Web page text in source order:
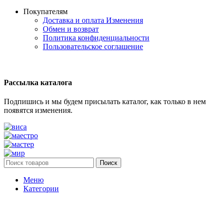
Покупателям
Доставка и оплата Изменения
Обмен и возврат
Политика конфиденциальности
Пользовательское соглашение
Рассылка каталога
Подпишись и мы будем присылать каталог, как только в нем
появятся изменения.
Поиск
Меню
Категории